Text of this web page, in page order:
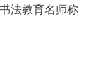
法教育名师称